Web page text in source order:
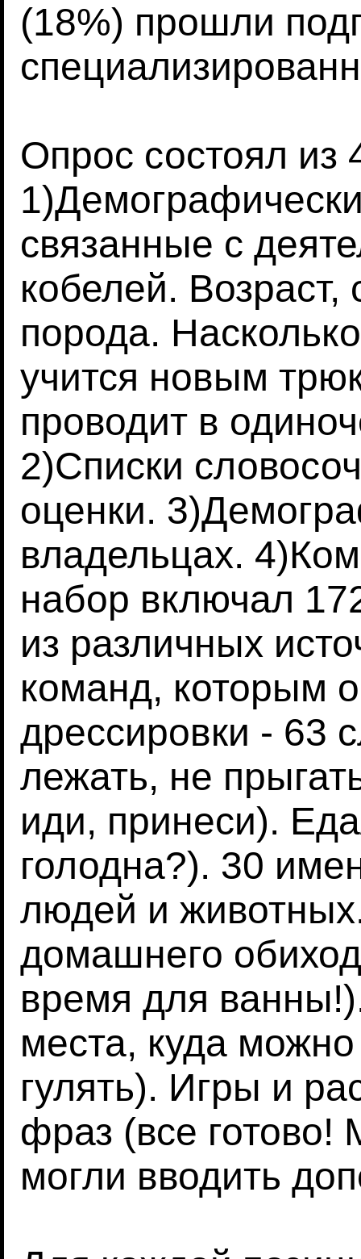
(18%) прошли
Опрос состоял из
связанные с
кобелей.
порода.
учится новым
проводит в
2)Списки
оценки.
владельцах.
набор включал
из различных
команд, которым
дрессировки - 63
лежать, не
иди, принеси).
голодна?). 30
людей и
домашнего
время для
места, куда
гулять). Игры и
фраз (все
могли вводить